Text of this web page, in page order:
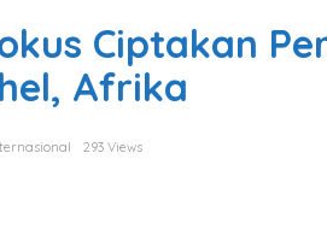
Ciptakan
Afrika
293 Views